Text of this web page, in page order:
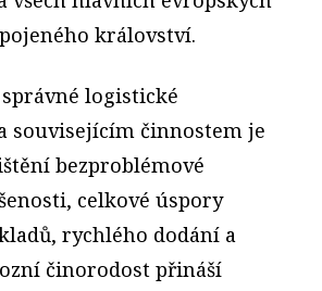
království.
logistické
souvisejícím činnostem je
bezproblémové
celkové úspory
rychlého dodání a
činorodost přináší